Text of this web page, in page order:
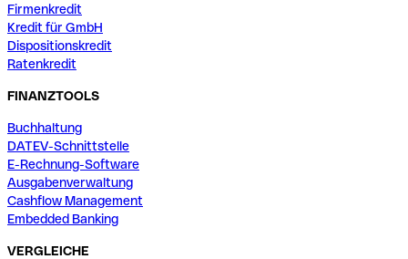
Firmenkredit
Kredit für GmbH
Dispositionskredit
Ratenkredit
FINANZTOOLS
Buchhaltung
DATEV-Schnittstelle
E-Rechnung-Software
Ausgabenverwaltung
Cashflow Management
Embedded Banking
VERGLEICHE